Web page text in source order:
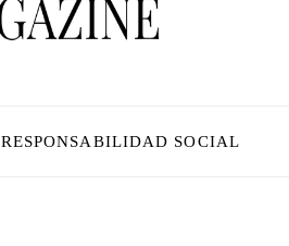
RESPONSABILIDAD SOCIAL